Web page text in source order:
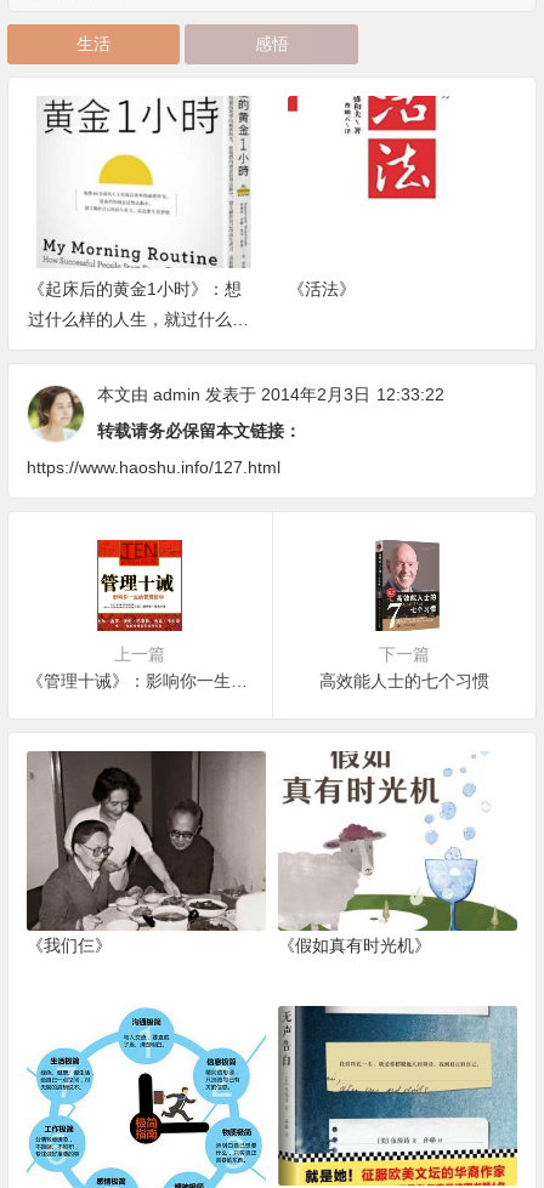
生活 感悟
《起床后的黄金1小时》：想
过什么样的人生，就过什么样
的早晨
《活法》
本文由 admin 发表于 2014年2月3日 12:33:22
转载请务必保留本文链接：
https://www.haoshu.info/127.html
上一篇
下一篇
高效能人士的七个习惯
《我们仨》 《假如真有时光机》